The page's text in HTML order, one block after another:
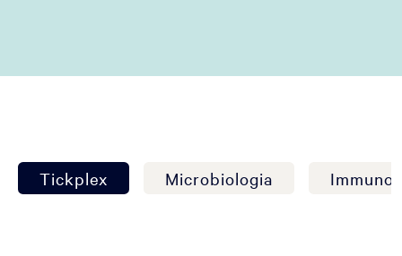
Tickplex Microbiologia